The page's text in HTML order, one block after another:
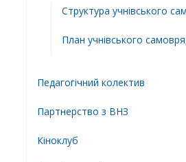
Структура учнiвського
План учнiвського
Педагогічний колектив
Партнерство з ВНЗ
Кіноклуб